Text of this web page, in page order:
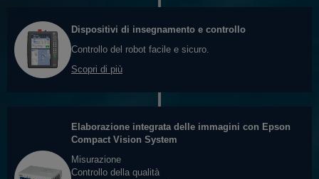
Dispositivi di insegnamento e controllo
Controllo del robot facile e sicuro.
Scopri di più
Elaborazione integrata delle immagini con Epson
Compact Vision System
Misurazione
Controllo della qualità